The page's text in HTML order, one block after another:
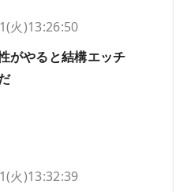
火)13:26:50
がやると結構エッチ
火)13:32:39